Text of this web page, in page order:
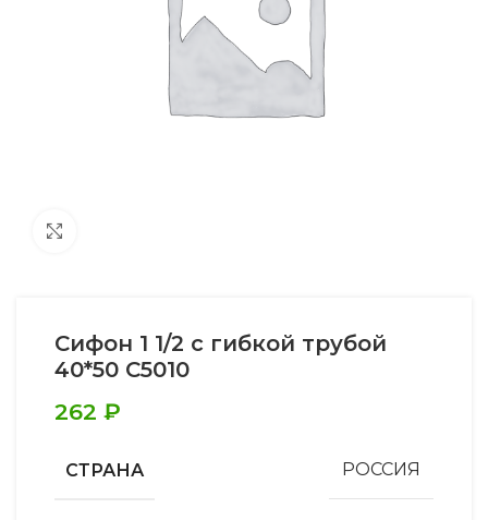
Сифон 1 1/2 с гибкой трубой
40*50 C5010
262 ₽
СТРАНА РОССИЯ